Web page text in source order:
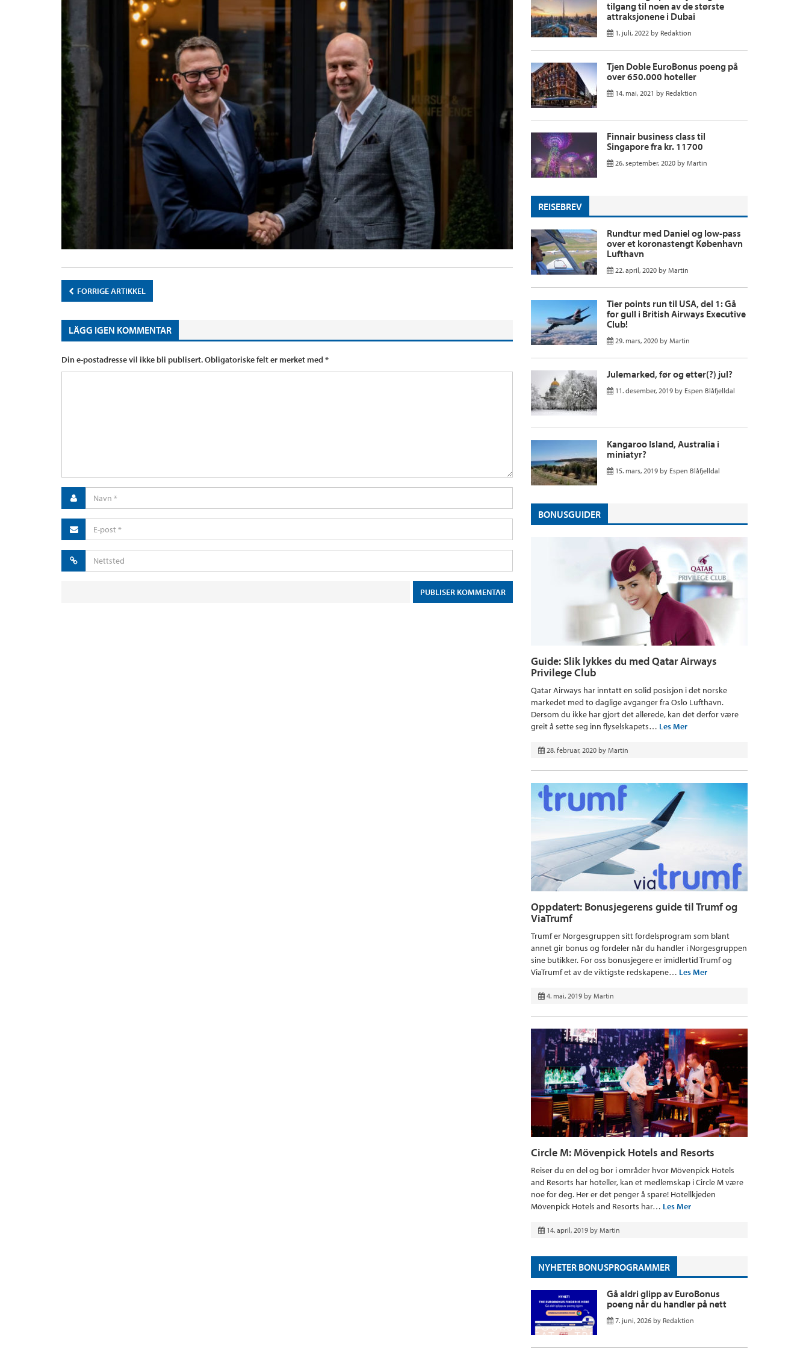
FORRIGE ARTIKKEL
LÄGG IGEN KOMMENTAR
Din e-postadresse vil ikke bli publisert.Obligatoriske felt er merket med*
tilgang til noen av de største
attraksjonene i Dubai
1. juli, 2022 by Redaktion
Tjen Doble EuroBonus poeng på
over 650.000 hoteller
14. mai, 2021 by Redaktion
Finnair business class til
Singapore fra kr. 11700
26. september, 2020 by Martin
REISEBREV
Rundtur med Daniel og low-pass
over et koronastengt København
Lufthavn
22. april, 2020 by Martin
Tier points run til USA, del 1: Gå
for gull i British Airways Executive
Club!
29. mars, 2020 by Martin
Julemarked, før og etter(?) jul?
11. desember, 2019 by Espen Blåfjelldal
Kangaroo Island, Australia i
miniatyr?
15. mars, 2019 by Espen Blåfjelldal
BONUSGUIDER
Guide: Slik lykkes du med Qatar Airways
Privilege Club
Qatar Airways har inntatt en solid posisjon i det norske
markedet med to daglige avganger fra Oslo Lufthavn.
Dersom du ikke har gjort det allerede, kan det derfor være
greit å sette seg inn flyselskapets… Les Mer
28. februar, 2020 by Martin
Oppdatert: Bonusjegerens guide til Trumf og
ViaTrumf
Trumf er Norgesgruppen sitt fordelsprogram som blant
annet gir bonus og fordeler når du handler i Norgesgruppen
sine butikker. For oss bonusjegere er imidlertid Trumf og
ViaTrumf et av de viktigste redskapene… Les Mer
4. mai, 2019 by Martin
Circle M: Mövenpick Hotels and Resorts
Reiser du en del og bor i områder hvor Mövenpick Hotels
and Resorts har hoteller, kan et medlemskap i Circle M være
noe for deg. Her er det penger å spare! Hotellkjeden
Mövenpick Hotels and Resorts har… Les Mer
14. april, 2019 by Martin
NYHETER BONUSPROGRAMMER
Gå aldri glipp av EuroBonus
poeng når du handler på nett
7. juni, 2026 by Redaktion